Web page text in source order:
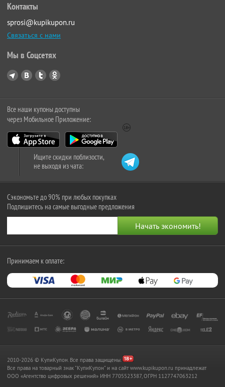
Контакты
sprosi@kupikupon.ru
Связаться с нами
Мы в Соцсетях
Все наши купоны доступны
через Мобильное Приложение:
Ищите скидки поблизости,
не выходя из чата:
Сэкономьте до 90% при любых покупках
Подпишитесь на самые выгодные предложения
Принимаем к оплате:
2010-2026 © КупиКупон. Все права защищены.
Все права на товарный знак "КупиКупон" и на сайт www.kupikupon.ru принадлежат
OOO «Агентство цифровых решений» ИНН 7705523387, ОГРН 1127747063212